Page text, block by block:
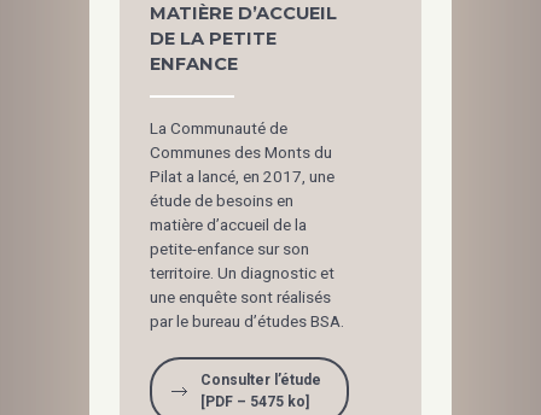
MATIÈRE D’ACCUEIL
DE LA PETITE
ENFANCE
La Communauté de
Communes des Monts du
Pilat a lancé, en 2017, une
étude de besoins en
matière d’accueil de la
petite-enfance sur son
territoire. Un diagnostic et
une enquête sont réalisés
par le bureau d’études BSA.
Consulter l’étude
[PDF – 5475 ko]